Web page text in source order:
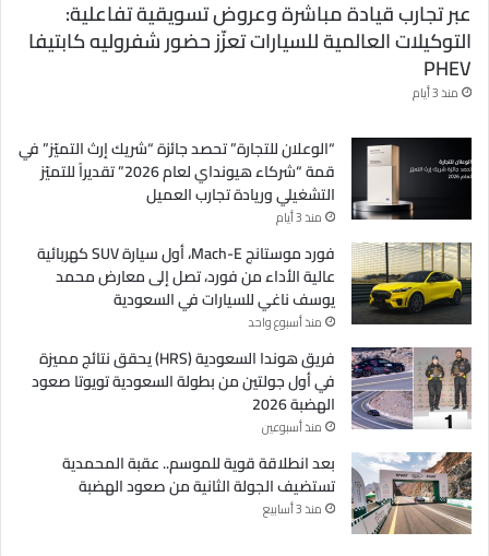
عبر تجارب قيادة مباشرة وعروض تسويقية تفاعلية:
التوكيلات العالمية للسيارات تعزّز حضور شفروليه كابتيفا
PHEV
منذ 3 أيام
“الوعلان للتجارة” تحصد جائزة “شريك إرث التميّز” في
قمة “شركاء هيونداي لعام 2026” تقديراً للتميّز
التشغيلي وريادة تجارب العميل
منذ 3 أيام
فورد موستانج Mach-E، أول سيارة SUV كهربائية
عالية الأداء من فورد، تصل إلى معارض محمد
يوسف ناغي للسيارات في السعودية
منذ أسبوع واحد
فريق هوندا السعودية (HRS) يحقق نتائج مميزة
في أول جولتين من بطولة السعودية تويوتا صعود
الهضبة 2026
منذ أسبوعين
بعد انطلاقة قوية للموسم.. عقبة المحمدية
تستضيف الجولة الثانية من صعود الهضبة
منذ 3 أسابيع